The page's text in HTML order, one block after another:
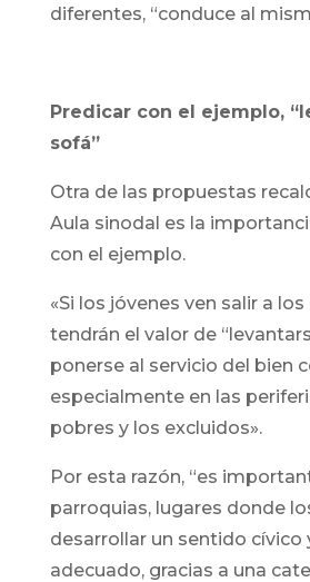
diferentes, “conduce al
Predicar con el ejemplo,
sofá”
Otra de las propuestas
Aula sinodal es la
con el ejemplo.
«Si los jóvenes ven salir a
tendrán el valor de
ponerse al servicio del bien
especialmente en las
pobres y los excluidos».
Por esta razón, “es
parroquias, lugares donde
desarrollar un sentido cívico
adecuado, gracias a una